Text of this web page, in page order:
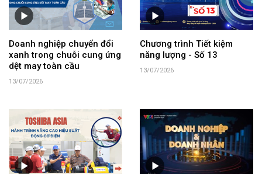
Doanh nghiệp chuyển đổi
xanh trong chuỗi cung ứng
dệt may toàn cầu
13/07/2026
Chương trình Tiết kiệm
năng lượng - Số 13
13/07/2026